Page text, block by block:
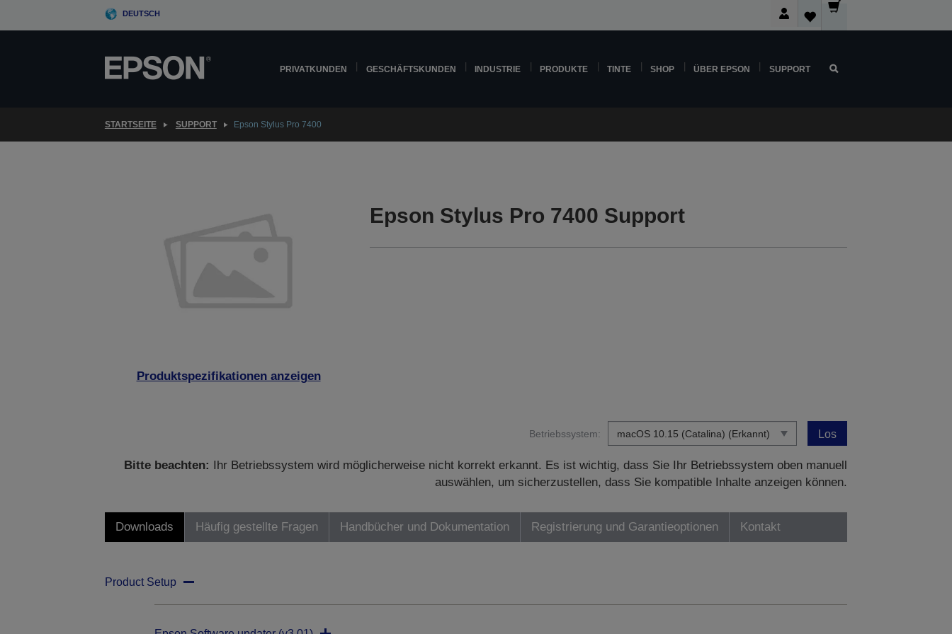
DEUTSCH
PRIVATKUNDEN GESCHÄFTSKUNDEN INDUSTRIE PRODUKTE TINTE SHOP ÜBER EPSON SUPPORT
STARTSEITE SUPPORT Epson Stylus Pro 7400
Produktspezifikationen anzeigen
Epson Stylus Pro 7400 Support
Betriebssystem: Los
Bitte beachten:
Ihr Betriebssystem wird möglicherweise nicht korrekt erkannt. Es ist wichtig, dass Sie Ihr Betriebssystem oben manuell
auswählen, um sicherzustellen, dass Sie kompatible Inhalte anzeigen können.
Downloads Häufig gestellte Fragen Handbücher und Dokumentation Registrierung und Garantieoptionen Kontakt
Product Setup